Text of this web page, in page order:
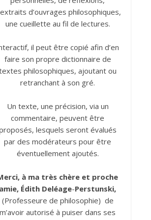
d’ouvrages philosophiques,
une cueillette au fil de lectures.
il peut être copié afin d’en
faire son propre dictionnaire de
philosophiques, ajoutant ou
retranchant à son gré.
Un texte, une précision, via un
commentaire, peuvent être
lesquels seront évalués
par des modérateurs pour être
éventuellement ajoutés.
à ma très chère et proche
amie, Édith Deléage-Perstunski,
(Professeure de philosophie) de
m’avoir autorisé à puiser dans ses